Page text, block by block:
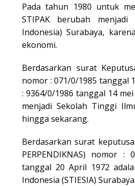
Pada tahun 1980 untuk
STIPAK berubah
Indonesia) Surabaya,
ekonomi.
Berdasarkan surat
nomor : 071/0/1985 tanggal
: 9364/0/1986 tanggal 14
menjadi Sekolah Tinggi
hingga sekarang.
Berdasarkan surat
PERPENDIKNAS) nomor :
tanggal 20 April 1972
Indonesia (STIESIA) Surabaya.